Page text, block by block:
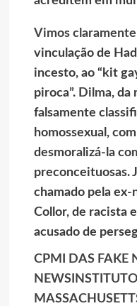
Vimos
vinculação de
incesto, ao “kit
piroca”. Dilma, da
falsamente
homossexual,
desmoralizá-la
preconceituosas.
chamado pela
Collor, de racista
acusado de
CPMI DAS FAKE
NEWS